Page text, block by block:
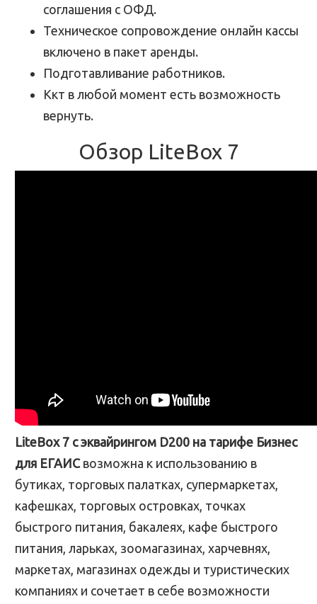
соглашения с ОФД.
Техническое сопровождение онлайн кассы
включено в пакет аренды.
Подготавливание работников.
Ккт в любой момент есть возможность
вернуть.
Обзор LiteBox 7
LiteBox 7 с эквайрингом D200 на тарифе Бизнес
для ЕГАИСвозможна к использованию в
бутиках, торговых палатках, супермаркетах,
кафешках, торговых островках, точках
быстрого питания, бакалеях, кафе быстрого
питания, ларьках, зоомагазинах, харчевнях,
маркетах, магазинах одежды и туристических
компаниях и сочетает в себе возможности